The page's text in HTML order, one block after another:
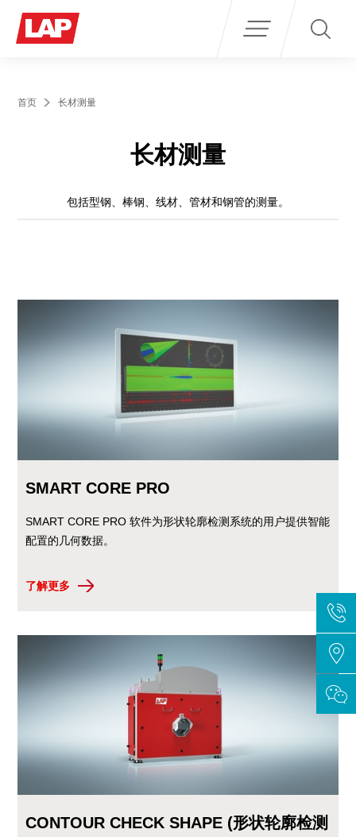
首页 长材测量
长材测量
包括型钢、棒钢、线材、管材和钢管的测量。
SMART CORE PRO
SMART CORE PRO 软件为形状轮廓检测系统的用户提供智能
配置的几何数据。
了解更多
CONTOUR CHECK SHAPE (形状轮廓检测